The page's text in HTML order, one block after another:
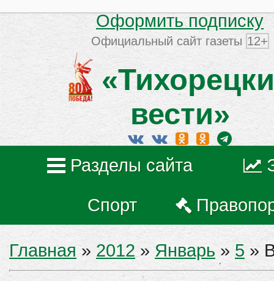
Оформить подписку
Официальный сайт газеты 12+
вести»
Разделы сайта
Спорт
Главная » 2012 » Январь » 5 »